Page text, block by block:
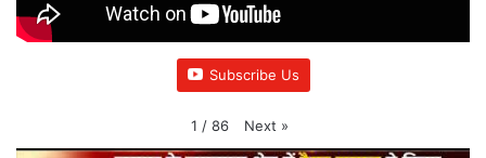
Subscribe Us
1 / 86 Next »